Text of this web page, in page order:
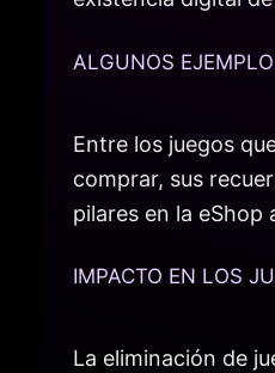
ALGUNOS
Entre los juegos
comprar, sus
pilares en la
IMPACTO EN LOS
La eliminación de